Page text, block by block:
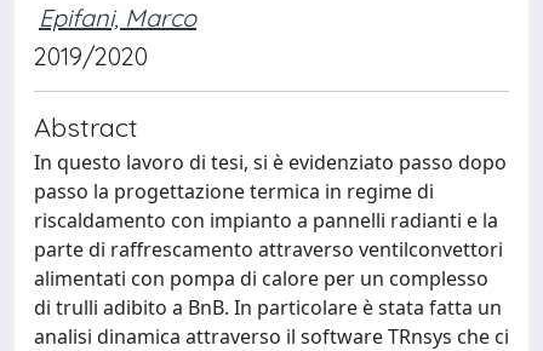
Epifani, Marco
2019/2020
Abstract
In questo lavoro di tesi, si è evidenziato passo dopo
passo la progettazione termica in regime di
riscaldamento con impianto a pannelli radianti e la
parte di raffrescamento attraverso ventilconvettori
alimentati con pompa di calore per un complesso
di trulli adibito a BnB. In particolare è stata fatta un
analisi dinamica attraverso il software TRnsys che ci